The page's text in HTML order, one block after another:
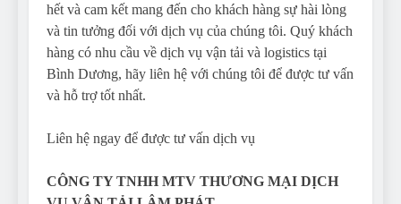
hết và cam kết mang đến cho khách hàng sự hài lòng
và tin tưởng đối với dịch vụ của chúng tôi. Quý khách
hàng có nhu cầu về dịch vụ vận tải và logistics tại
Bình Dương, hãy liên hệ với chúng tôi để được tư vấn
và hỗ trợ tốt nhất.
Liên hệ ngay để được tư vấn dịch vụ
CÔNG TY TNHH MTV THƯƠNG MẠI DỊCH